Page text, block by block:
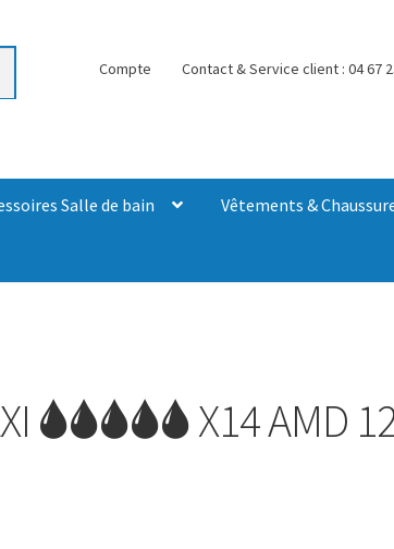
Compte Contact & Service client : 04 67
Salle de bain Vêtements &
🌢🌢🌢🌢🌢 X14 AMD